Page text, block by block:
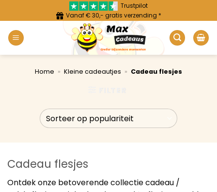
inhoud
Trustpilot
Vanaf € 30,- gratis verzending *
Home » Kleine cadeautjes » Cadeau flesjes
Cadeau flesjes
Ontdek onze betoverende collectie cadeau /